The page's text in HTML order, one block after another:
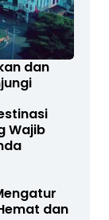
dan
Wajib
dan